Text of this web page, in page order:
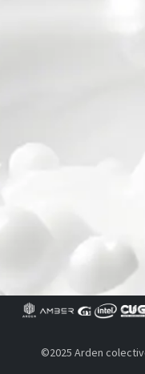
©2025 Arden